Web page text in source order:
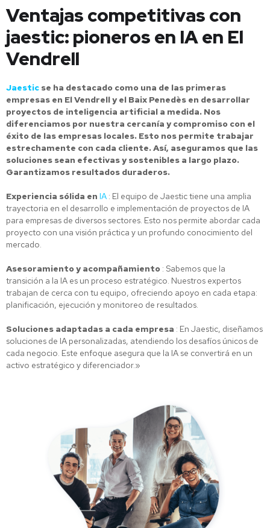
Ventajas competitivas con
jaestic: pioneros en IA en El
Vendrell
Jaestic se ha destacado como una de las primeras
empresas en El Vendrell y el Baix Penedès en desarrollar
proyectos de inteligencia artificial a medida. Nos
diferenciamos por nuestra cercanía y compromiso con el
éxito de las empresas locales. Esto nos permite trabajar
estrechamente con cada cliente. Así, aseguramos que las
soluciones sean efectivas y sostenibles a largo plazo.
Garantizamos resultados duraderos.
Experiencia sólida en IA : El equipo de Jaestic tiene una amplia
trayectoria en el desarrollo e implementación de proyectos de IA
para empresas de diversos sectores. Esto nos permite abordar cada
proyecto con una visión práctica y un profundo conocimiento del
mercado.
Asesoramiento y acompañamiento : Sabemos que la
transición a la IA es un proceso estratégico. Nuestros expertos
trabajan de cerca con tu equipo, ofreciendo apoyo en cada etapa:
planificación, ejecución y monitoreo de resultados.
Soluciones adaptadas a cada empresa : En Jaestic, diseñamos
soluciones de IA personalizadas, atendiendo los desafíos únicos de
cada negocio. Este enfoque asegura que la IA se convertirá en un
activo estratégico y diferenciador.»